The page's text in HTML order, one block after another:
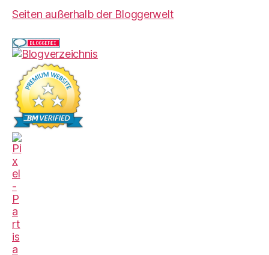
Seiten außerhalb der Bloggerwelt